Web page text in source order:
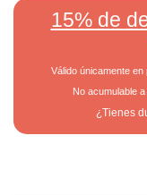
15% de
Válido únicamente
No acumulable
¿Tienes